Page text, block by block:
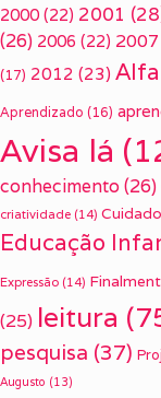
2000 (22) 2001
(26) 2006 (22) 2007
(17) 2012 (23)
Aprendizado (16)
Avisa lá
conhecimento(26)
criatividade (14)
Educação
Expressão (14)
(25) leitura
pesquisa (37)
Augusto (13)